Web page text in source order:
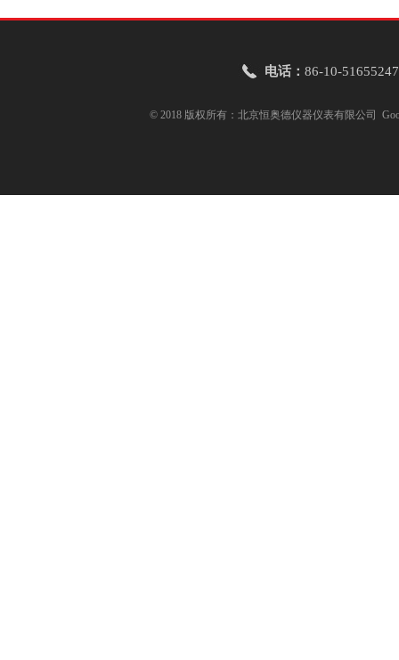
电话： 86-10-51655247
© 2018 版权所有：北京恒奥德仪器仪表有限公司